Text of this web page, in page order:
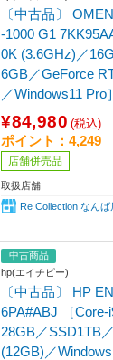
〔中古品〕
-1000 G1
0K (3.6GHz)／
6GB／GeForce
／Windows11 Pro］
¥84,980 (税込)
ポイント：4,249
店舗併売品
取扱店舗
Re Collection なんば
中古商品
hp(エイチピー)
〔中古品〕 HP
6PA#ABJ ［Core-
28GB／SSD1TB
(12GB)／